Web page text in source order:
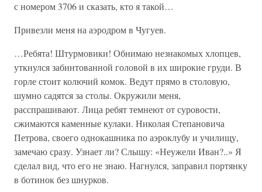
с номером 3706 и сказать, кто я такой…
Привезли меня на аэродром в Чугуев.
…Ребята! Штурмовики! Обнимаю незнакомых хлопцев,
уткнулся забинтованной головой в их широкие груди. В
горле стоит колючий комок. Ведут прямо в столовую,
шумно садятся за столы. Окружили меня,
расспрашивают. Лица ребят темнеют от суровости,
сжимаются каменные кулаки. Николая Степановича
Петрова, своего однокашника по аэроклубу и училищу,
замечаю сразу. Узнает ли? Слышу: «Неужели Иван?..» Я
сделал вид, что его не знаю. Нагнулся, заправил портянку
в ботинок без шнурков.